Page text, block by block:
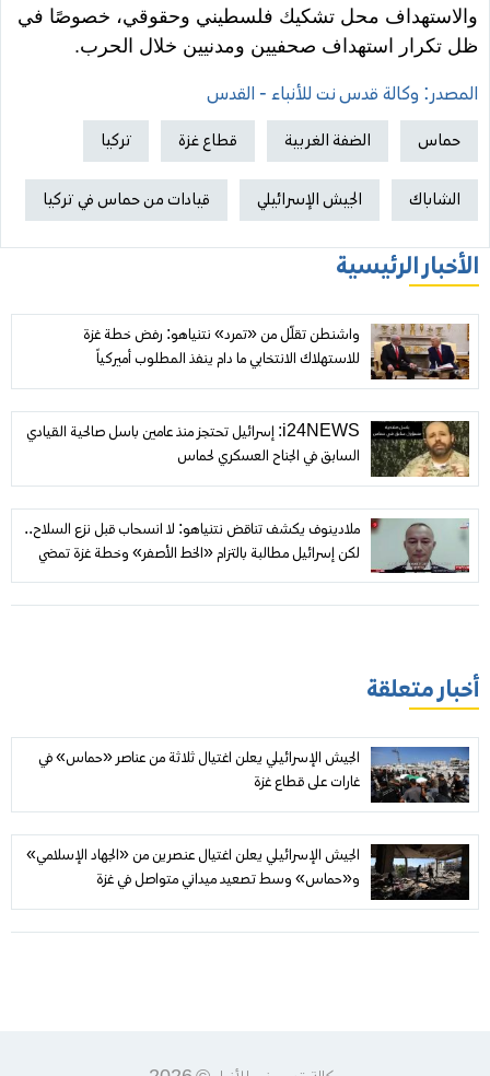
والاستهداف محل تشكيك فلسطيني وحقوقي، خصوصًا في
ظل تكرار استهداف صحفيين ومدنيين خلال الحرب.
المصدر: وكالة قدس نت للأنباء - القدس
حماس الضفة الغربية قطاع غزة تركيا
الشاباك الجيش الإسرائيلي قيادات من حماس في تركيا
الأخبار الرئيسية
واشنطن تقلّل من «تمرد» نتنياهو: رفض خطة غزة
للاستهلاك الانتخابي ما دام ينفذ المطلوب أميركياً
i24NEWS: إسرائيل تحتجز منذ عامين باسل صالحية القيادي
السابق في الجناح العسكري لحماس
ملادينوف يكشف تناقض نتنياهو: لا انسحاب قبل نزع السلاح..
لكن إسرائيل مطالبة بالتزام «الخط الأصفر» وخطة غزة تمضي
أخبار متعلقة
الجيش الإسرائيلي يعلن اغتيال ثلاثة من عناصر «حماس» في
غارات على قطاع غزة
الجيش الإسرائيلي يعلن اغتيال عنصرين من «الجهاد الإسلامي»
و«حماس» وسط تصعيد ميداني متواصل في غزة